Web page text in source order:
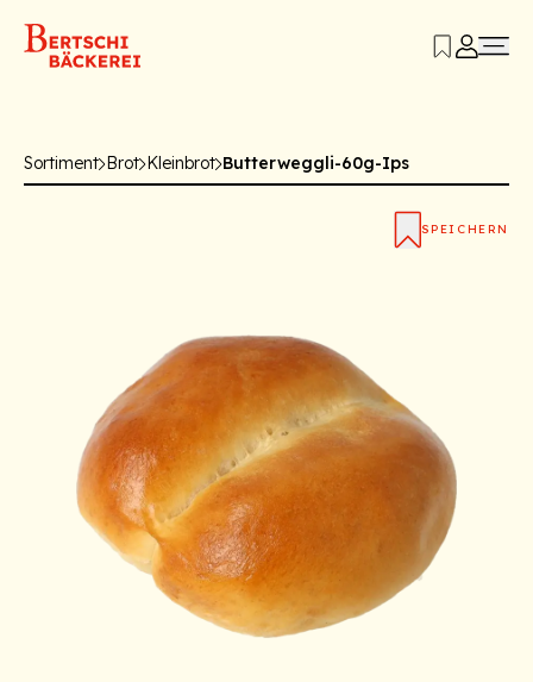
Sortiment Brot Kleinbrot Butterweggli-60g-Ips
SPEICHERN